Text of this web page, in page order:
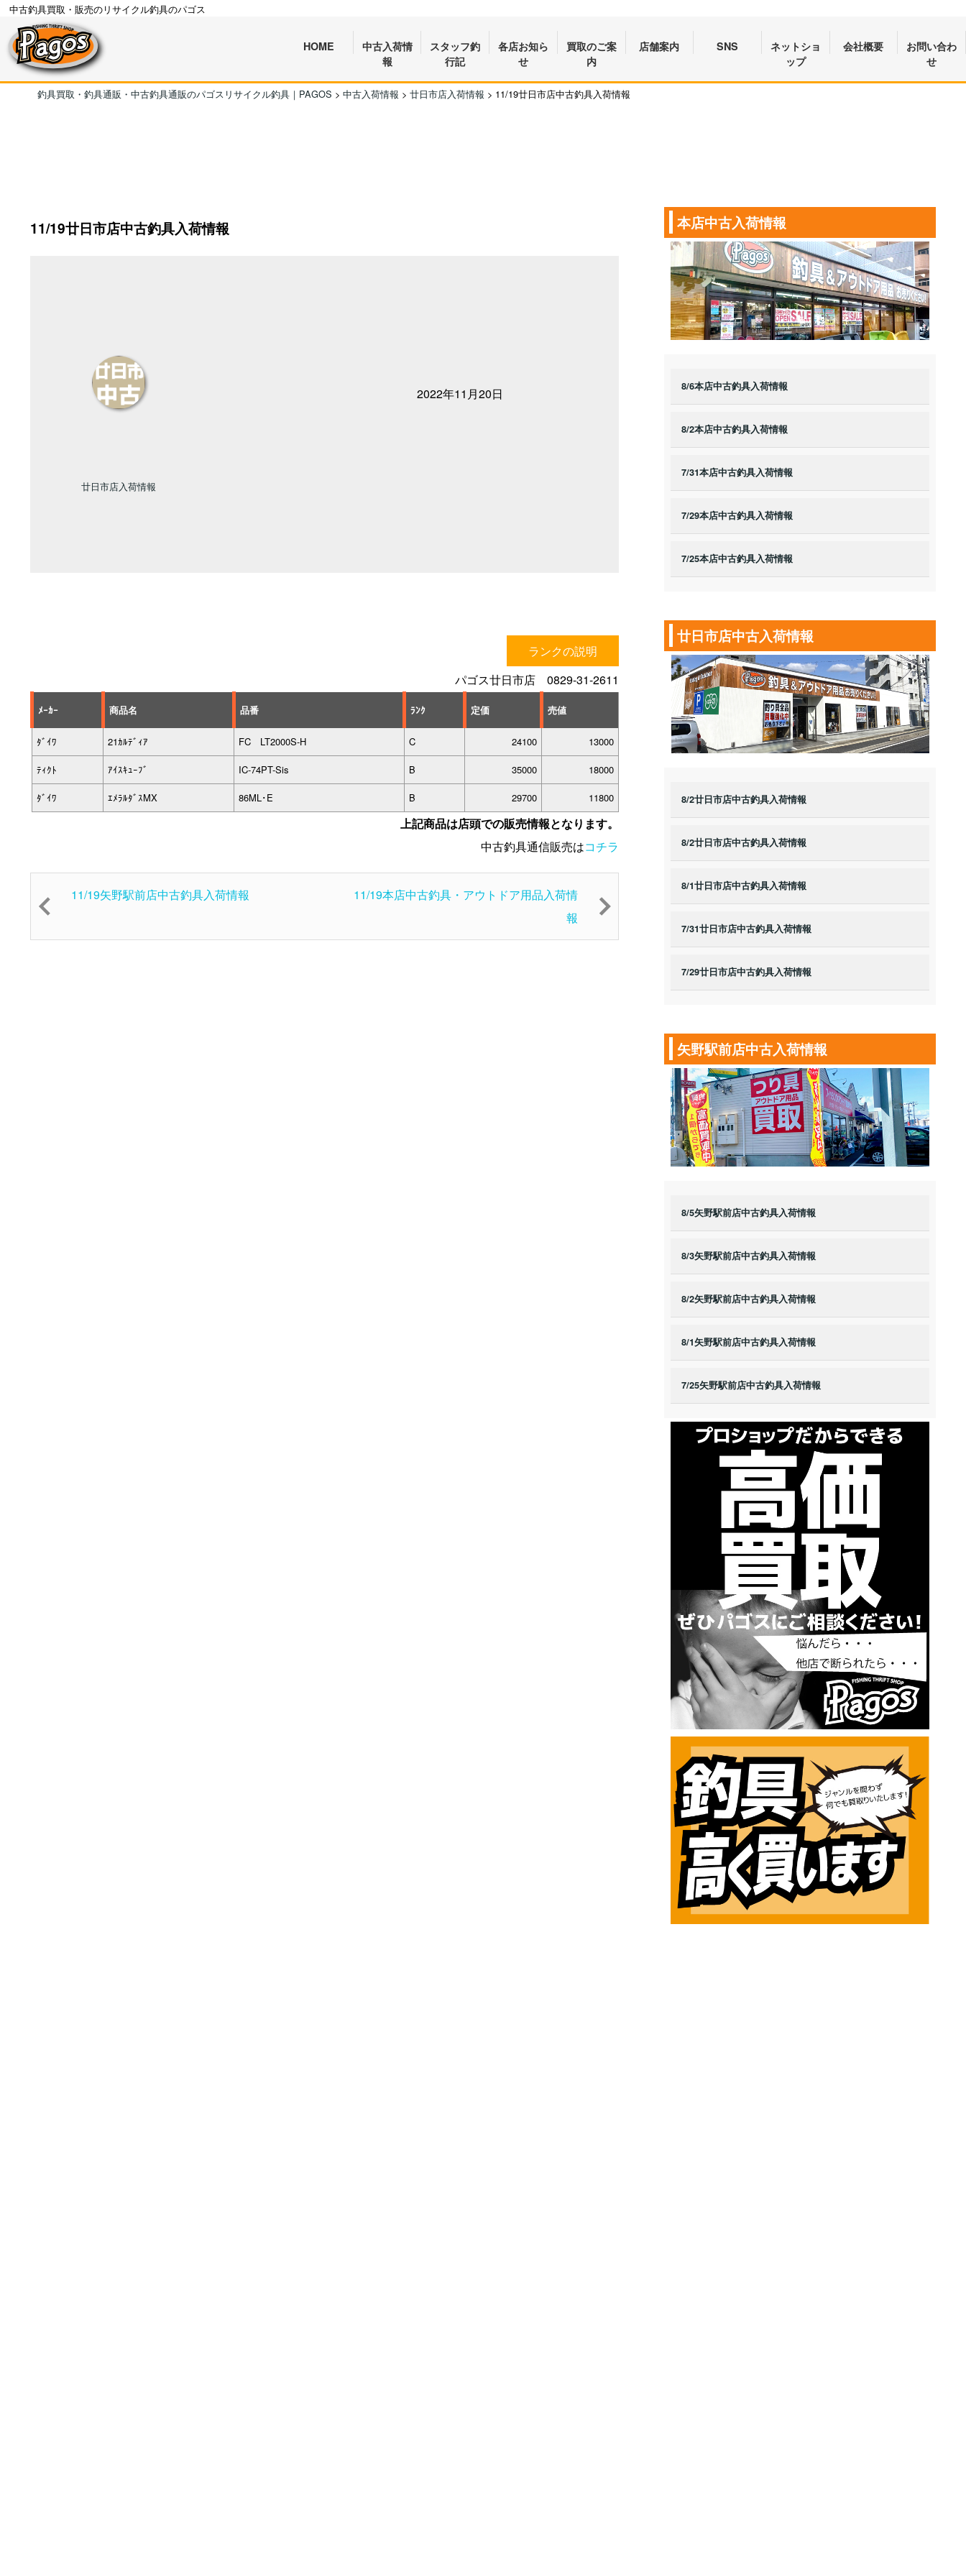
中古釣具買取・販売のリサイクル釣具のパゴス
HOME
中古入荷情
報
スタッフ釣
行記
各店お知ら
せ
買取のご案
内
店舗案内 SNS
ネットショ
ップ
会社概要
お問い合わ
せ
釣具買取・釣具通販・中古釣具通販のパゴスリサイクル釣具｜PAGOS > 中古入荷情報 > 廿日市店入荷情報 > 11/19廿日市店中古釣具入荷情報
11/19廿日市店中古釣具入荷情報
廿日市店入荷情報
2022年11月20日
ランクの説明
パゴス廿日市店 0829-31-2611
ﾒｰｶｰ 商品名 品番 ﾗﾝｸ 定価 売値
ﾀﾞｲﾜ 21ｶﾙﾃﾞｨｱ FC LT2000S-H C 24100 13000
ﾃｨｸﾄ ｱｲｽｷｭｰﾌﾞ IC-74PT-Sis B 35000 18000
ﾀﾞｲﾜ ｴﾒﾗﾙﾀﾞｽMX 86ML･E B 29700 11800
上記商品は店頭での販売情報となります。
中古釣具通信販売はコチラ
11/19矢野駅前店中古釣具入荷情報
11/19本店中古釣具・アウトドア用品入荷情
報
本店中古入荷情報
8/6本店中古釣具入荷情報
8/2本店中古釣具入荷情報
7/31本店中古釣具入荷情報
7/29本店中古釣具入荷情報
7/25本店中古釣具入荷情報
廿日市店中古入荷情報
8/2廿日市店中古釣具入荷情報
8/2廿日市店中古釣具入荷情報
8/1廿日市店中古釣具入荷情報
7/31廿日市店中古釣具入荷情報
7/29廿日市店中古釣具入荷情報
矢野駅前店中古入荷情報
8/5矢野駅前店中古釣具入荷情報
8/3矢野駅前店中古釣具入荷情報
8/2矢野駅前店中古釣具入荷情報
8/1矢野駅前店中古釣具入荷情報
7/25矢野駅前店中古釣具入荷情報